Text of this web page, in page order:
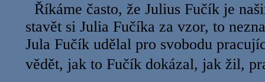
Říkáme často, že Julius Fučík je
stavět si Julia Fučíka za vzor, to
Jula Fučík udělal pro svobodu
vědět, jak to Fučík dokázal, jak žil,